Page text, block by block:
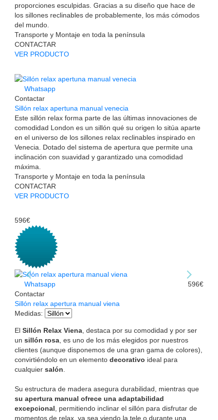
proporciones esculpidas. Gracias a su diseño que hace de
los sillones reclinables de probablemente, los más cómodos
del mundo.
Transporte y Montaje en toda la península
CONTACTAR
VER PRODUCTO
Whatsapp
Contactar
Sillón relax apertuna manual venecia
Este sillón relax forma parte de las últimas innovaciones de
comodidad London es un sillón qué su origen lo sitúa aparte
en el universo de los sillones relax reclinables inspirado en
Venecia. Dotado del sistema de apertura que permite una
inclinación con suavidad y garantizado una comodidad
máxima.
Transporte y Montaje en toda la península
CONTACTAR
VER PRODUCTO
596€
Whatsapp
Contactar
596€
Sillón relax apertura manual viena
Medidas:
El Sillón Relax Viena , destaca por su comodidad y por ser
un sillón rosa , es uno de los más elegidos por nuestros
clientes (aunque disponemos de una gran gama de colores),
convirtiéndolo en un elemento decorativo ideal para
cualquier salón
Su estructura de madera asegura durabilidad, mientras que
su apertura manual ofrece una adaptabilidad
excepcional , permitiendo inclinar el sillón para disfrutar de
momentos de relax, ya sea viendo la tele o durante una